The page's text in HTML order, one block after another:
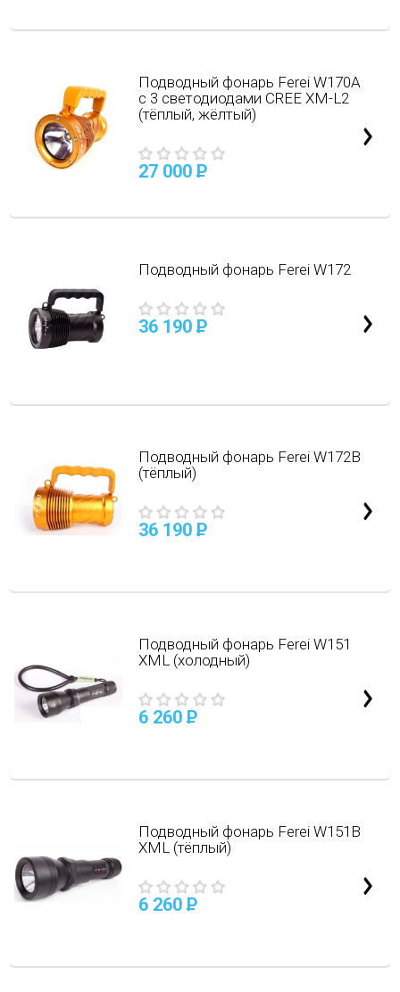
Подводный фонарь Ferei W170А
с 3 светодиодами CREE XM-L2
(тёплый, жёлтый)
27 000 P
Подводный фонарь Ferei W172
36 190 P
Подводный фонарь Ferei W172B
(тёплый)
36 190 P
Подводный фонарь Ferei W151
XML (холодный)
6 260 P
Подводный фонарь Ferei W151В
XML (тёплый)
6 260 P